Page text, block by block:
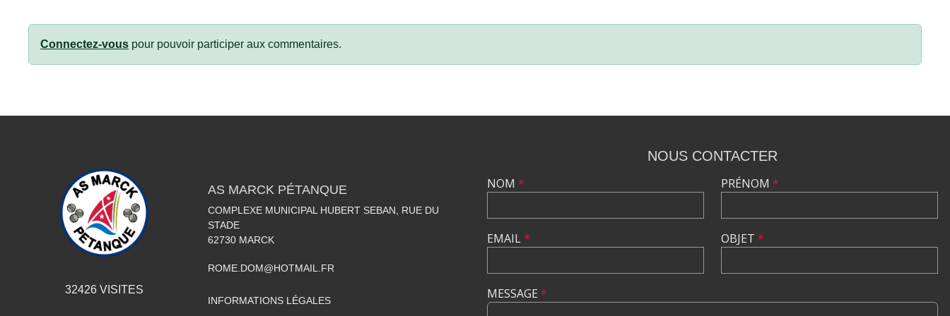
Connectez-vous pour pouvoir participer aux commentaires.
32426VISITES
AS MARCK PÉTANQUE
COMPLEXE MUNICIPAL HUBERT SEBAN, RUE DU
STADE
62730 MARCK
ROME.DOM@HOTMAIL.FR
INFORMATIONS LÉGALES
NOUS CONTACTER
NOM *
EMAIL*
PRÉNOM *
OBJET *
MESSAGE *